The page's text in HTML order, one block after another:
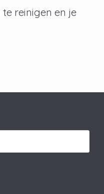
reinigen en je